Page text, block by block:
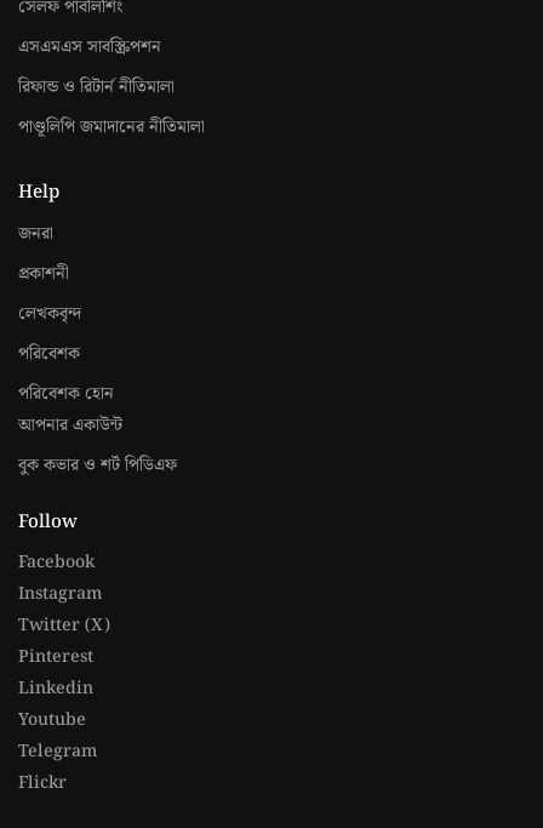
সেলফ পাবলিশিং
এসএমএস সাবস্ক্রিপশন
রিফান্ড ও রিটার্ন নীতিমালা
পাণ্ডূলিপি জমাদানের নীতিমালা
Help
জনরা
প্রকাশনী
লেখকবৃন্দ
পরিবেশক
পরিবেশক হোন
আপনার একাউন্ট
বুক কভার ও শর্ট পিডিএফ
Follow
Facebook
Instagram
Twitter (X)
Pinterest
Linkedin
Youtube
Telegram
Flickr